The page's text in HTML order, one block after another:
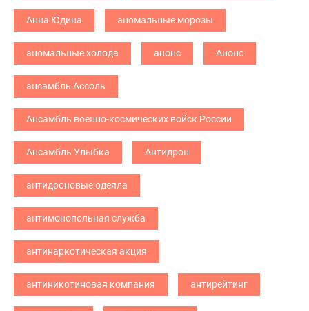
Анна Юдина аномальные морозы
аномальные холода анонс Анонс
ансамбль Ассоль
Ансамбль военно-космических войск России
Ансамбль Улыбка Антидрон
антидроновые одеяла
антимонопольная служба
антинаркотическая акция
антиникотиновая компания антирейтинг